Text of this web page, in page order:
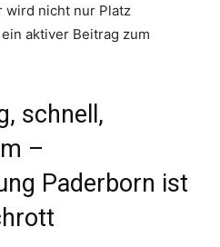
nicht nur Platz
aktiver Beitrag zum
schnell,
–
Paderborn ist